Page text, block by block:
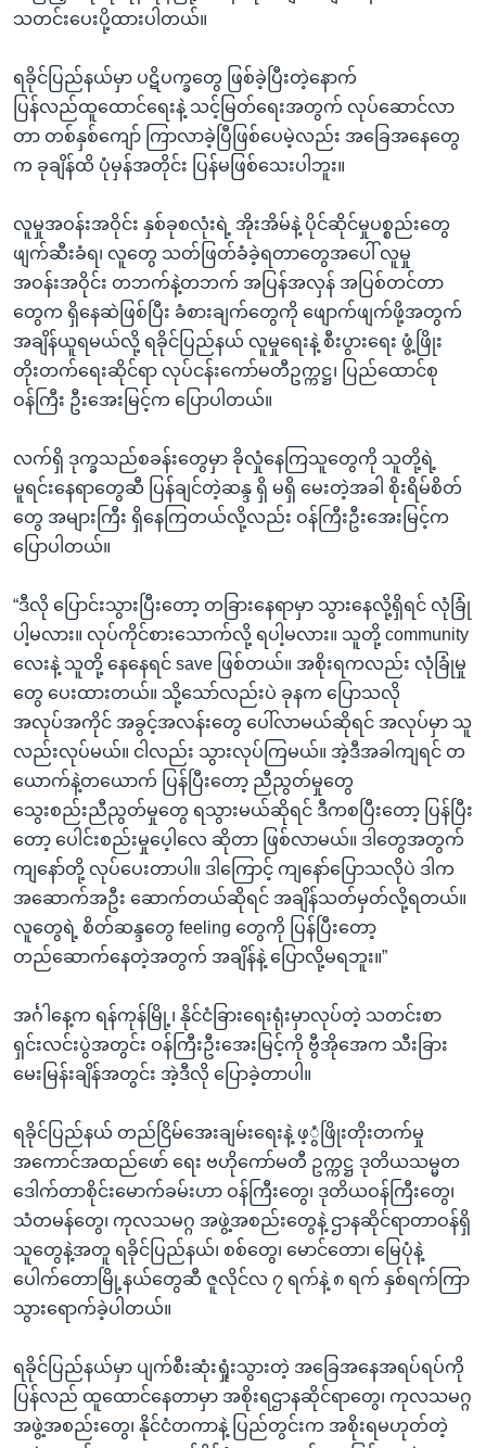
သတင်းပေးပို့ထားပါတယ်။
ရခိုင်ပြည်နယ်မှာ ပဋိပက္ခတွေ ဖြစ်ခဲ့ပြီးတဲ့နောက်
ပြန်လည်ထူထောင်ရေးနဲ့ သင့်မြတ်ရေးအတွက် လုပ်ဆောင်လာ
တာ တစ်နှစ်ကျော် ကြာလာခဲ့ပြီဖြစ်ပေမဲ့လည်း အခြေအနေတွေ
က ခုချိန်ထိ ပုံမှန်အတိုင်း ပြန်မဖြစ်သေးပါဘူး။
လူမှုအဝန်းအဝိုင်း နှစ်ခုစလုံးရဲ့ အိုးအိမ်နဲ့ ပိုင်ဆိုင်မှုပစ္စည်းတွေ
ဖျက်ဆီးခံရ၊ လူတွေ သတ်ဖြတ်ခံခဲ့ရတာတွေအပေါ် လူမှု
အဝန်းအဝိုင်း တဘက်နဲ့တဘက် အပြန်အလှန် အပြစ်တင်တာ
တွေက ရှိနေဆဲဖြစ်ပြီး ခံစားချက်တွေကို ဖျောက်ဖျက်ဖို့အတွက်
အချိန်ယူရမယ်လို့ ရခိုင်ပြည်နယ် လူမှုရေးနဲ့ စီးပွားရေး ဖွံ့ဖြိုး
တိုးတက်ရေးဆိုင်ရာ လုပ်ငန်းကော်မတီဥက္ကဋ္ဌ၊ ပြည်ထောင်စု
ဝန်ကြီး ဦးအေးမြင့်က ပြောပါတယ်။
လက်ရှိ ဒုက္ခသည်စခန်းတွေမှာ ခိုလှုံနေကြသူတွေကို သူတို့ရဲ့
မူရင်းနေရာတွေဆီ ပြန်ချင်တဲ့ဆန္ဒ ရှိ မရှိ မေးတဲ့အခါ စိုးရိမ်စိတ်
တွေ အများကြီး ရှိနေကြတယ်လို့လည်း ဝန်ကြီးဦးအေးမြင့်က
ပြောပါတယ်။
“ဒီလို ပြောင်းသွားပြီးတော့ တခြားနေရာမှာ သွားနေလို့ရှိရင် လုံခြုံ
ပါ့မလား။ လုပ်ကိုင်စားသောက်လို့ ရပါ့မလား။ သူတို့ community
လေးနဲ့ သူတို့ နေနေရင် save ဖြစ်တယ်။ အစိုးရကလည်း လုံခြုံမှု
တွေ ပေးထားတယ်။ သို့သော်လည်းပဲ ခုနက ပြောသလို
အလုပ်အကိုင် အခွင့်အလန်းတွေ ပေါ်လာမယ်ဆိုရင် အလုပ်မှာ သူ
လည်းလုပ်မယ်။ ငါလည်း သွားလုပ်ကြမယ်။ အဲ့ဒီအခါကျရင် တ
ယောက်နဲ့တယောက် ပြန်ပြီးတော့ ညီညွတ်မှုတွေ
သွေးစည်းညီညွတ်မှုတွေ ရသွားမယ်ဆိုရင် ဒီကစပြီးတော့ ပြန်ပြီး
တော့ ပေါင်းစည်းမှုပေ့ါလေ ဆိုတာ ဖြစ်လာမယ်။ ဒါတွေအတွက်
ကျနော်တို့ လုပ်ပေးတာပါ။ ဒါကြောင့် ကျနော်ပြောသလိုပဲ ဒါက
အဆောက်အဦး ဆောက်တယ်ဆိုရင် အချိန်သတ်မှတ်လို့ရတယ်။
လူတွေရဲ့ စိတ်ဆန္ဒတွေ feeling တွေကို ပြန်ပြီးတော့
တည်ဆောက်နေတဲ့အတွက် အချိန်နဲ့ ပြောလို့မရဘူး။”
အင်္ဂါနေ့က ရန်ကုန်မြို့၊ နိုင်ငံခြားရေးရုံးမှာလုပ်တဲ့ သတင်းစာ
ရှင်းလင်းပွဲအတွင်း ဝန်ကြီးဦးအေးမြင့်ကို ဗွီအိုအေက သီးခြား
မေးမြန်းချိန်အတွင်း အဲ့ဒီလို ပြောခဲ့တာပါ။
ရခိုင်ပြည်နယ် တည်ငြိမ်အေးချမ်းရေးနဲ့ ဖ့ွံဖြိုးတိုးတက်မှု
အကောင်အထည်ဖော် ရေး ဗဟိုကော်မတီ ဥက္ကဋ္ဌ ဒုတိယသမ္မတ
ဒေါက်တာစိုင်းမောက်ခမ်းဟာ ဝန်ကြီးတွေ၊ ဒုတိယဝန်ကြီးတွေ၊
သံတမန်တွေ၊ ကုလသမဂ္ဂ အဖွဲ့အစည်းတွေနဲ့ ဌာနဆိုင်ရာတာဝန်ရှိ
သူတွေနဲ့အတူ ရခိုင်ပြည်နယ်၊ စစ်တွေ၊ မောင်တော၊ မြေပုံနဲ့
ပေါက်တောမြို့နယ်တွေဆီ ဇူလိုင်လ ၇ ရက်နဲ့ ၈ ရက် နှစ်ရက်ကြာ
သွားရောက်ခဲ့ပါတယ်။
ရခိုင်ပြည်နယ်မှာ ပျက်စီးဆုံးရှုံးသွားတဲ့ အခြေအနေအရပ်ရပ်ကို
ပြန်လည် ထူထောင်နေတာမှာ အစိုးရဌာနဆိုင်ရာတွေ၊ ကုလသမဂ္ဂ
အဖွဲ့အစည်းတွေ၊ နိုင်ငံတကာနဲ့ ပြည်တွင်းက အစိုးရမဟုတ်တဲ့